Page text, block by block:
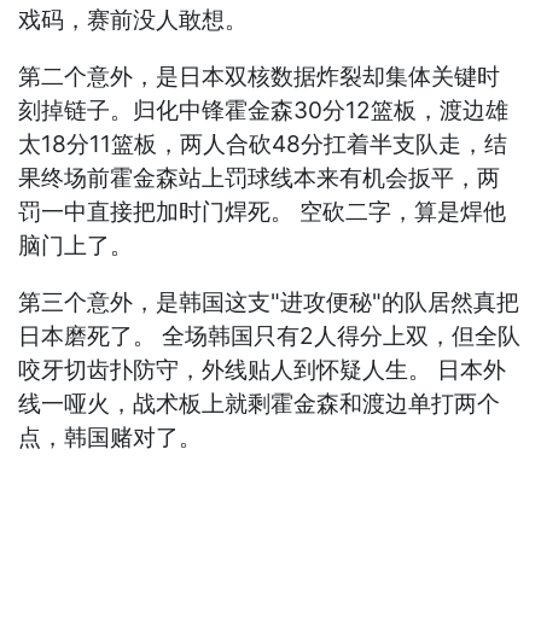
戏码，赛前没人敢想。
第二个意外，是日本双核数据炸裂却集体关键时
刻掉链子。归化中锋霍金森30分12篮板，渡边雄
太18分11篮板，两人合砍48分扛着半支队走，结
果终场前霍金森站上罚球线本来有机会扳平，两
罚一中直接把加时门焊死。 空砍二字，算是焊他
脑门上了。
第三个意外，是韩国这支"进攻便秘"的队居然真把
日本磨死了。 全场韩国只有2人得分上双，但全队
咬牙切齿扑防守，外线贴人到怀疑人生。 日本外
线一哑火，战术板上就剩霍金森和渡边单打两个
点，韩国赌对了。